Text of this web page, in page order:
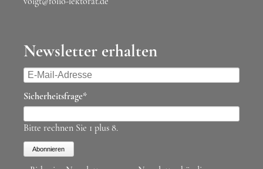
Newsletter erhalten
E-
Mail-
Adresse
Pflichtfeld
Sicherheitsfrage*
Bitte rechnen Sie 1 plus 8.
Abonnieren